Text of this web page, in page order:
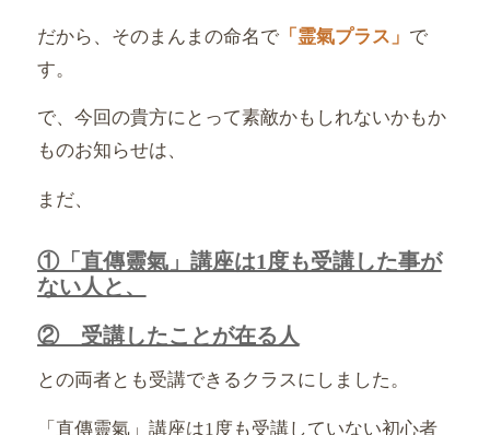
だから、そのまんまの命名で「霊氣プラス」 で
す。
で、今回の貴方にとって素敵かもしれないかもか
ものお知らせは、
まだ、
①「直傳靈氣」講座は1度も受講した事が
ない人と、
② 受講したことが在る人
との両者とも受講できるクラスにしました。
「直傳靈氣」講座は1度も受講していない初心者